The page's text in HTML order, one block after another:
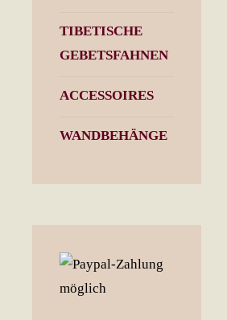
TIBETISCHE
GEBETSFAHNEN
ACCESSOIRES
WANDBEHÄNGE